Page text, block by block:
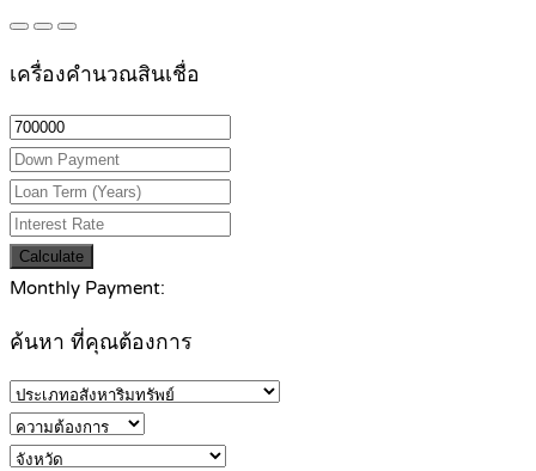
เครื่องคำนวณสินเชื่อ
Calculate
Monthly Payment:
ค้นหา ที่คุณต้องการ